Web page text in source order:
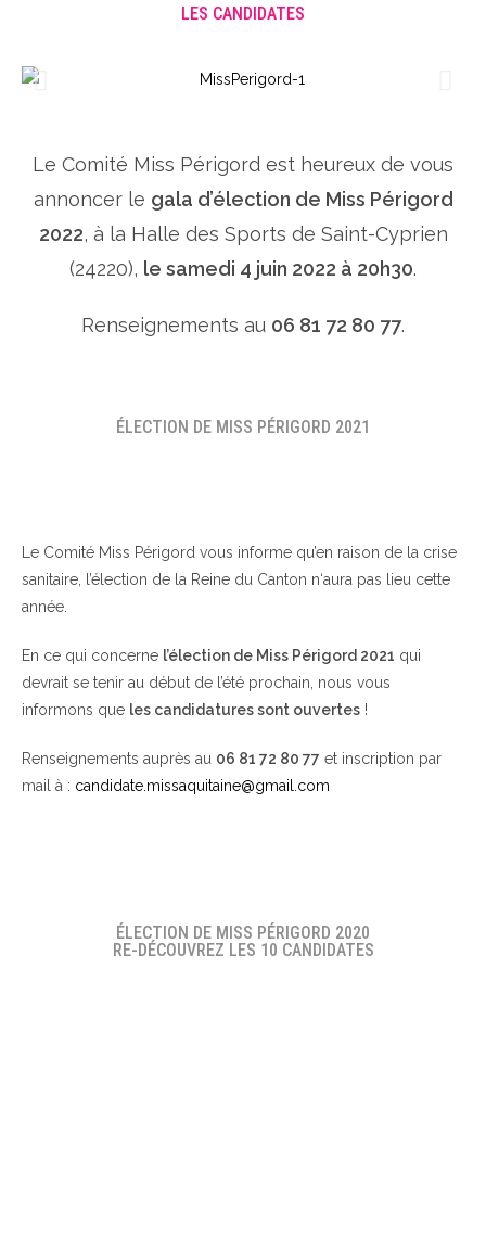
LES CANDIDATES
Le Comité Miss Périgord est heureux de vous
annoncer le gala d’élection de Miss Périgord
2022, à la Halle des Sports de Saint-Cyprien
(24220), le samedi 4 juin 2022 à 20h30.
Renseignements au 06 81 72 80 77.
ÉLECTION DE MISS PÉRIGORD 2021
Le Comité Miss Périgord vous informe qu’en raison de la crise
sanitaire, l’élection de la Reine du Canton n‘aura pas lieu cette
année.
En ce qui concerne l’élection de Miss Périgord 2021 qui
devrait se tenir au début de l’été prochain, nous vous
informons que les candidatures sont ouvertes !
Renseignements auprès au 06 81 72 80 77 et inscription par
mail à : candidate.missaquitaine@gmail.com
ÉLECTION DE MISS PÉRIGORD 2020
RE-DÉCOUVREZ LES 10 CANDIDATES